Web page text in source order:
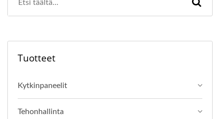
Tuotteet
Kytkinpaneelit
Tehonhallinta